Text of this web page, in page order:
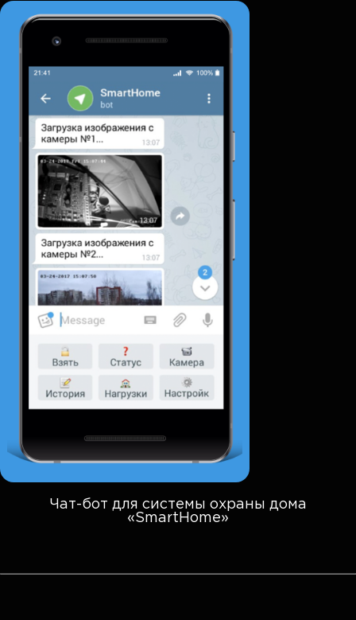
Чат-бот для системы охраны дома
«SmartHome»